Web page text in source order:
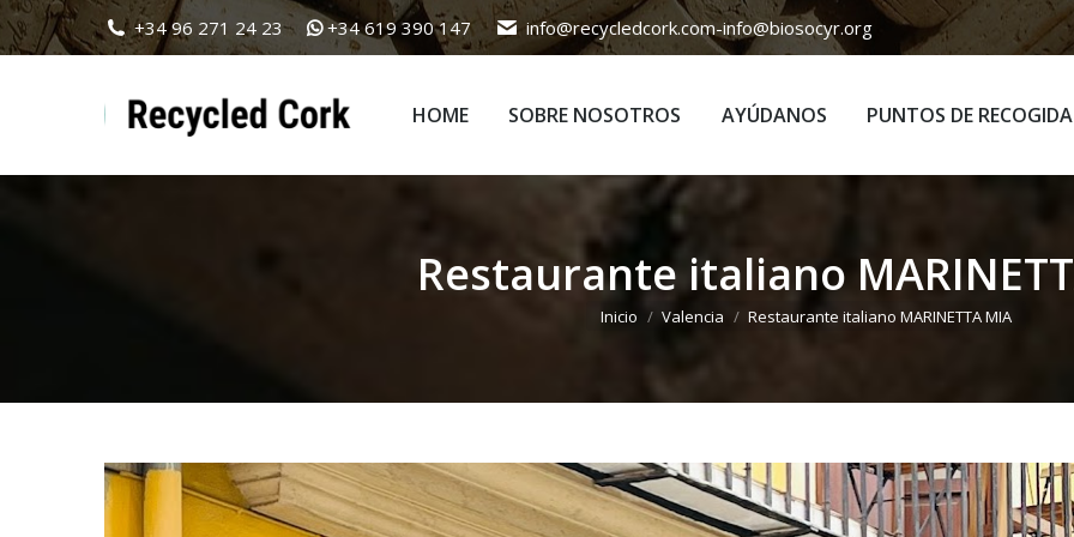
+34 96 271 24 23 +34 619 390 147 info@recycledcork.com-info@biosocyr.org
HOME SOBRE NOSOTROS AYÚDANOS PUNTOS DE RECOGIDA
Restaurante italiano
Estás aquí:
Inicio Valencia Restaurante italiano MARINETTA MIA
HOME SOBRE NOSOTROS AYÚDANOS PUNTOS DE RECOGIDA